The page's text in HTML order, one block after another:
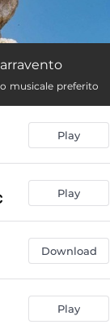
02:24
02:19
02:36
03:07
03:01
musicale preferito
Play
Play
Download
Play